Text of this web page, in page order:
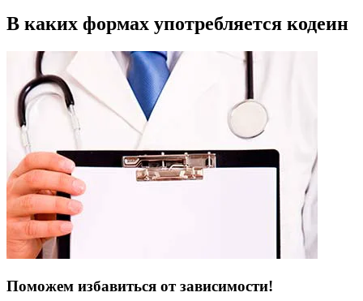
В каких формах употребляется кодеин
Поможем избавиться от зависимости!